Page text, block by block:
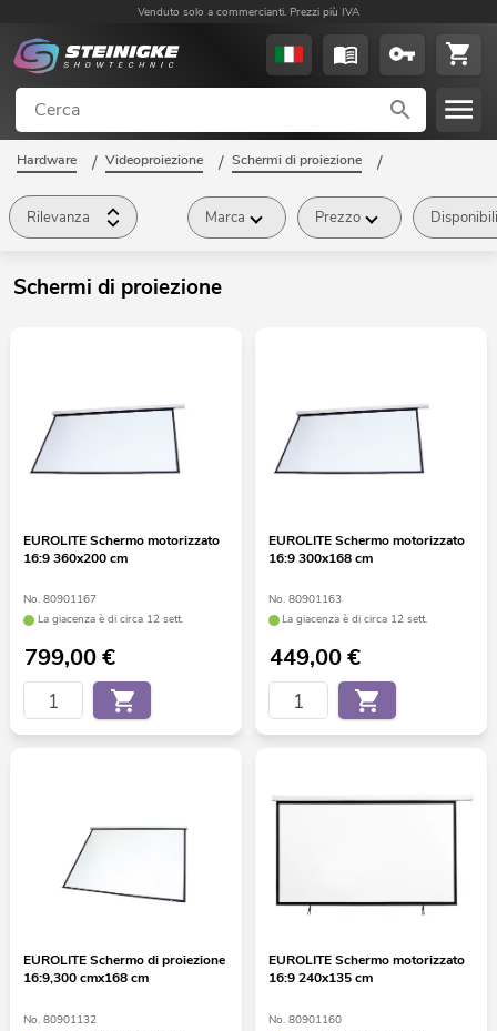
Venduto solo a commercianti. Prezzi più IVA
Hardware / Videoproiezione / Schermi di proiezione /
Rilevanza Marca Prezzo
Schermi di proiezione
EUROLITE Schermo motorizzato
16:9 360x200 cm
No. 80901167
La giacenza è di circa 12 sett.
799,00€
EUROLITE Schermo motorizzato
16:9 300x168 cm
No. 80901163
La giacenza è di circa 12 sett.
449,00€
EUROLITE Schermo di proiezione
16:9,300 cmx168 cm
No. 80901132
EUROLITE Schermo motorizzato
16:9 240x135 cm
No. 80901160